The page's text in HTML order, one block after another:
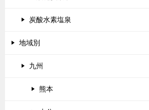
炭酸水素塩泉
地域別
九州
熊本